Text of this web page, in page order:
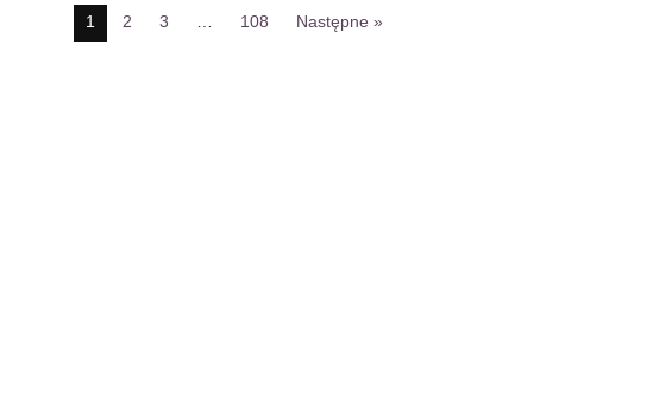
1 2 3 108 Następne »